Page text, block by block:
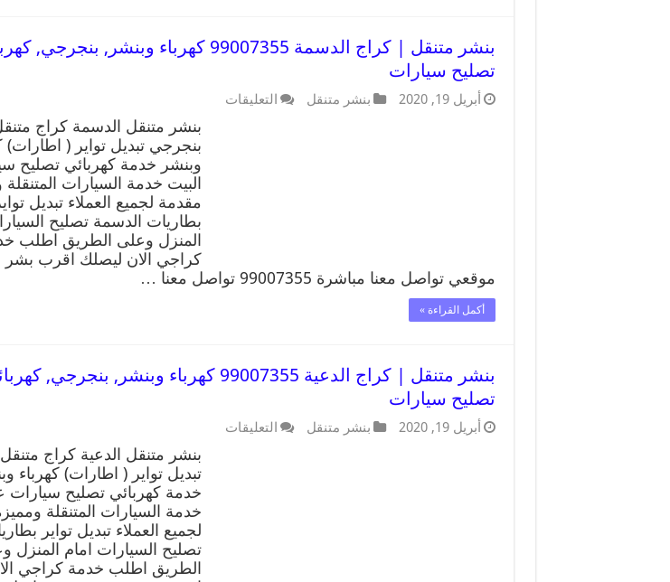
بنشر متنقل | كراج الدسمة 99007355 كهرباء وبنشر, بنجرجي,
تصليح سيارات
أبريل 19, 2020 بنشر متنقل التعليقات
بنشر متنقل الدسمة كراج
بنجرجي تبديل تواير ( اطارات)
وبنشر خدمة كهربائي تصليح
البيت خدمة السيارات
مقدمة لجميع العملاء تبديل
بطاريات الدسمة تصليح
المنزل وعلى الطريق اطلب
كراجي الان ليصلك اقرب
موقعي تواصل معنا مباشرة 99007355 تواصل معنا …
أكمل القراءة »
بنشر متنقل | كراج الدعية 99007355 كهرباء وبنشر, بنجرجي,
تصليح سيارات
أبريل 19, 2020 بنشر متنقل التعليقات
بنشر متنقل الدعية كراج
تبديل تواير ( اطارات) كهرباء
خدمة كهربائي تصليح سيارات
خدمة السيارات المتنقلة
لجميع العملاء تبديل تواير
تصليح السيارات امام المنزل
الطريق اطلب خدمة كراجي